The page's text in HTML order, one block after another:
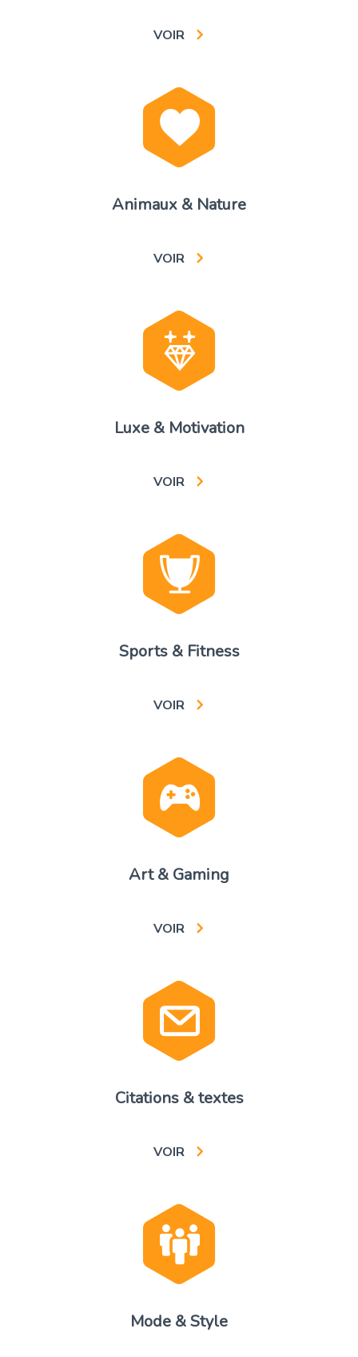
VOIR
Animaux & Nature
VOIR
Luxe & Motivation
VOIR
Sports & Fitness
VOIR
Art & Gaming
VOIR
Citations & textes
VOIR
Mode & Style